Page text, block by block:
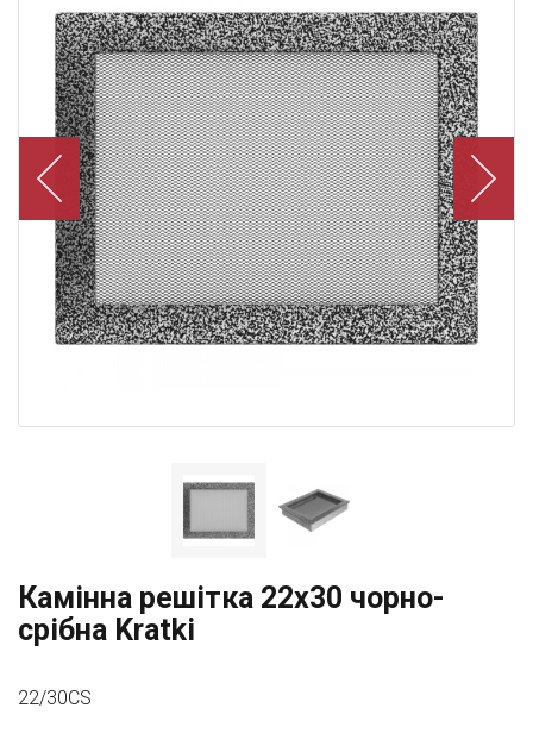
Камінна решітка 22x30 чорно-
срібна Kratki
22/30CS